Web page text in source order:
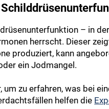
– in
herrscht. Dieser
produziert, kann
ein Jodmangel.
um zu erfahren, was bei
helfen die